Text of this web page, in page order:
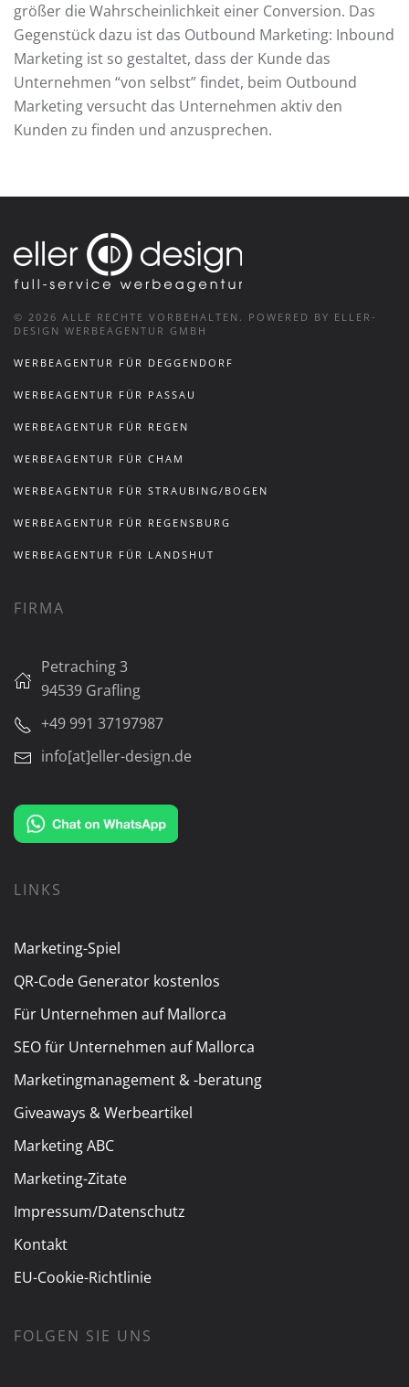
größer die Wahrscheinlichkeit einer Conversion. Das
Gegenstück dazu ist das Outbound Marketing: Inbound
Marketing ist so gestaltet, dass der Kunde das
Unternehmen “von selbst” findet, beim Outbound
Marketing versucht das Unternehmen aktiv den
Kunden zu finden und anzusprechen.
© 2026 ALLE RECHTE VORBEHALTEN. POWERED BY ELLER-
DESIGN WERBEAGENTUR GMBH
WERBEAGENTUR FÜR DEGGENDORF
WERBEAGENTUR FÜR PASSAU
WERBEAGENTUR FÜR REGEN
WERBEAGENTUR FÜR CHAM
WERBEAGENTUR FÜR STRAUBING/BOGEN
WERBEAGENTUR FÜR REGENSBURG
WERBEAGENTUR FÜR LANDSHUT
FIRMA
Petraching 3
94539 Grafling
+49 991 37197987
info[at]eller-design.de
LINKS
Marketing-Spiel
QR-Code Generator kostenlos
Für Unternehmen auf Mallorca
SEO für Unternehmen auf Mallorca
Marketingmanagement & -beratung
Giveaways & Werbeartikel
Marketing ABC
Marketing-Zitate
Impressum/Datenschutz
Kontakt
EU-Cookie-Richtlinie
FOLGEN SIE UNS